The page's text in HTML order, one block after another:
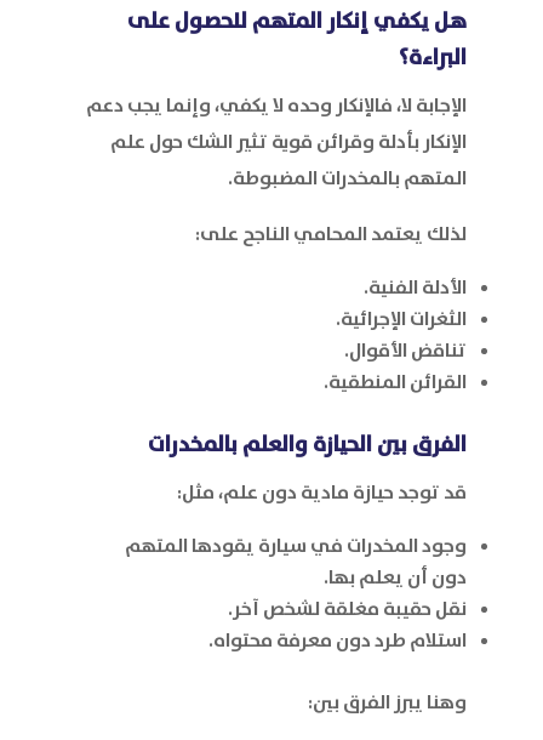
هل يكفي إنكار المتهم للحصول على
البراءة؟
الإجابة لا، فالإنكار وحده لا يكفي، وإنما يجب دعم
الإنكار بأدلة وقرائن قوية تثير الشك حول علم
المتهم بالمخدرات المضبوطة.
لذلك يعتمد المحامي الناجح على:
الأدلة الفنية.
الثغرات الإجرائية.
تناقض الأقوال.
القرائن المنطقية.
الفرق بين الحيازة والعلم بالمخدرات
قد توجد حيازة مادية دون علم، مثل:
وجود المخدرات في سيارة يقودها المتهم
دون أن يعلم بها.
نقل حقيبة مغلقة لشخص آخر.
استلام طرد دون معرفة محتواه.
وهنا يبرز الفرق بين: